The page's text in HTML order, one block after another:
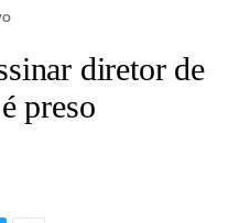
diretor de
preso